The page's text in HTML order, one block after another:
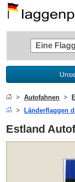
Autofahnen
Länderflaggen
Estland